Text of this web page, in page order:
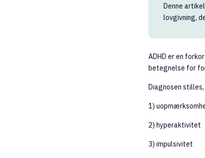
Denne
lovgivning,
ADHD er en
betegnelse for
Diagnosen
1)
2) hyperaktivitet
3) impulsivitet